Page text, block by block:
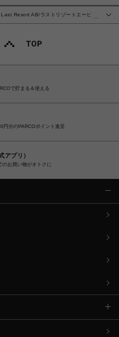
Last Resort AB/ラストリゾートエービ
で貯まる＆使える
円分のPARCOポイント進呈
アプリ）
のお買い物がオトクに